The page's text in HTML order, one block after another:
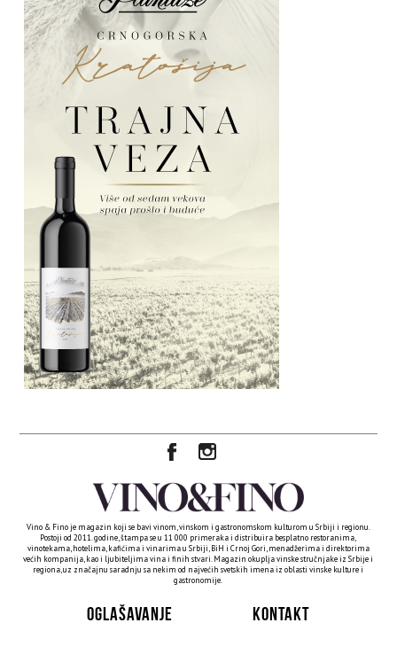
Vino & Fino je magazin koji se bavi vinom, vinskom i gastronomskom kulturom u Srbiji i regionu.
Postoji od 2011. godine, štampa se u 11 000 primeraka i distribuira besplatno restoranima,
vinotekama, hotelima, kafićima i vinarima u Srbiji, BiH i Crnoj Gori, menadžerima i direktorima
većih kompanija, kao i ljubiteljima vina i finih stvari. Magazin okuplja vinske stručnjake iz Srbije i
regiona, uz značajnu saradnju sa nekim od najvećih svetskih imena iz oblasti vinske kulture i
gastronomije.
OGLAŠAVANJE KONTAKT